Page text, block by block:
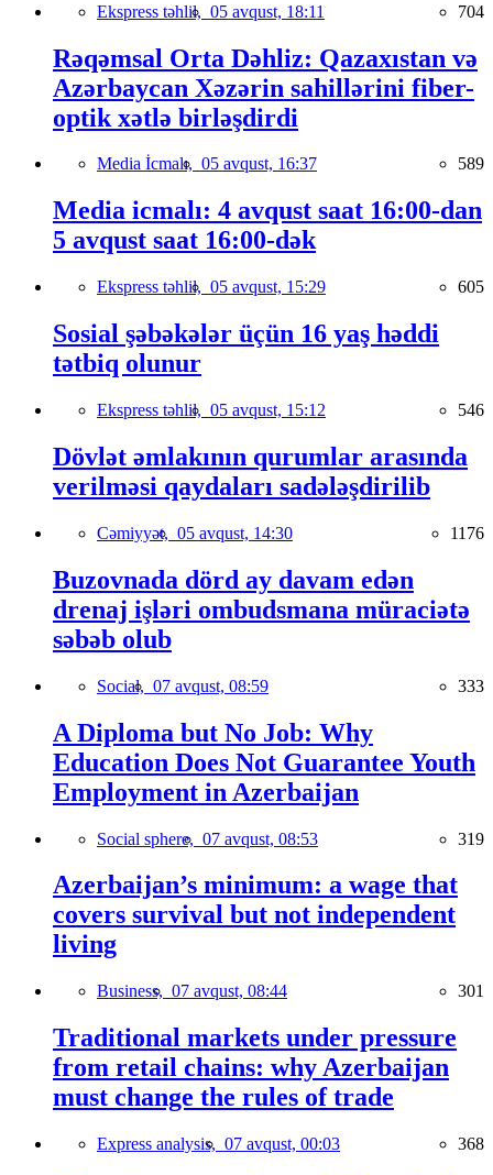
Ekspress təhlil, 05 avqust, 18:11 704
Rəqəmsal Orta Dəhliz: Qazaxıstan və
Azərbaycan Xəzərin sahillərini fiber-
optik xətlə birləşdirdi
Media İcmalı, 05 avqust, 16:37 589
Media icmalı: 4 avqust saat 16:00-dan
5 avqust saat 16:00-dək
Ekspress təhlil, 05 avqust, 15:29 605
Sosial şəbəkələr üçün 16 yaş həddi
tətbiq olunur
Ekspress təhlil, 05 avqust, 15:12 546
Dövlət əmlakının qurumlar arasında
verilməsi qaydaları sadələşdirilib
Cəmiyyət, 05 avqust, 14:30 1176
Buzovnada dörd ay davam edən
drenaj işləri ombudsmana müraciətə
səbəb olub
Social, 07 avqust, 08:59 333
A Diploma but No Job: Why
Education Does Not Guarantee Youth
Employment in Azerbaijan
Social sphere, 07 avqust, 08:53 319
Azerbaijan’s minimum: a wage that
covers survival but not independent
living
Business, 07 avqust, 08:44 301
Traditional markets under pressure
from retail chains: why Azerbaijan
must change the rules of trade
Express analysis, 07 avqust, 00:03 368